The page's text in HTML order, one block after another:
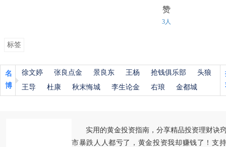
赞
3人
标签
名
博
徐文婷 张良点金 景良东 王杨 抢钱俱乐部
头狼
王导
杜康 秋末悔城 李生论金 右琅 金都城
实用的黄金投资指南，分享精品投资理财诀
市暴跌人人都亏了，黄金投资我却赚钱了！支